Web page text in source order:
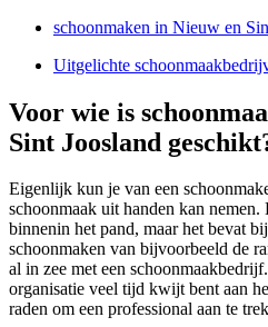
schoonmaken in Nieuw en
Uitgelichte
Voor wie is
Sint Joosland
Eigenlijk kun je van een
schoonmaak uit handen kan
binnenin het pand, maar het bevat
schoonmaken van bijvoorbeeld de
al in zee met een
organisatie veel tijd kwijt bent aan
raden om een professional aan te